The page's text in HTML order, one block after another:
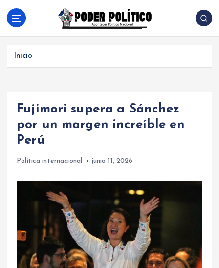
Acontecer Politico Nacional
Inicio
Fujimori supera a Sánchez
por un margen increíble en
Perú
Política internacional junio 11, 2026